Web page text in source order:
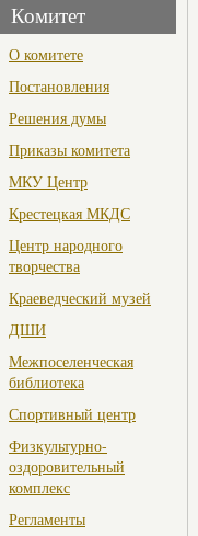
Комитет
О комитете
Постановления
Решения думы
Приказы комитета
МКУ Центр
Крестецкая МКДС
Центр народного
творчества
Краеведческий музей
ДШИ
Межпоселенческая
библиотека
Спортивный центр
Физкультурно-
оздоровительный
комплекс
Регламенты